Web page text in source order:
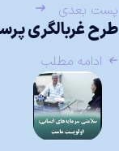
پست بعدی
طرح غربالگری
ادامه مطلب